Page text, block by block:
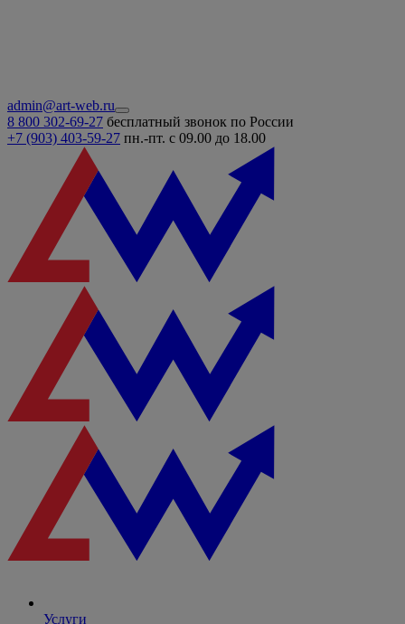
admin@art-web.ru
8 800 302-69-27 бесплатный звонок по России
+7 (903) 403-59-27 пн.-пт. с 09.00 до 18.00
Услуги